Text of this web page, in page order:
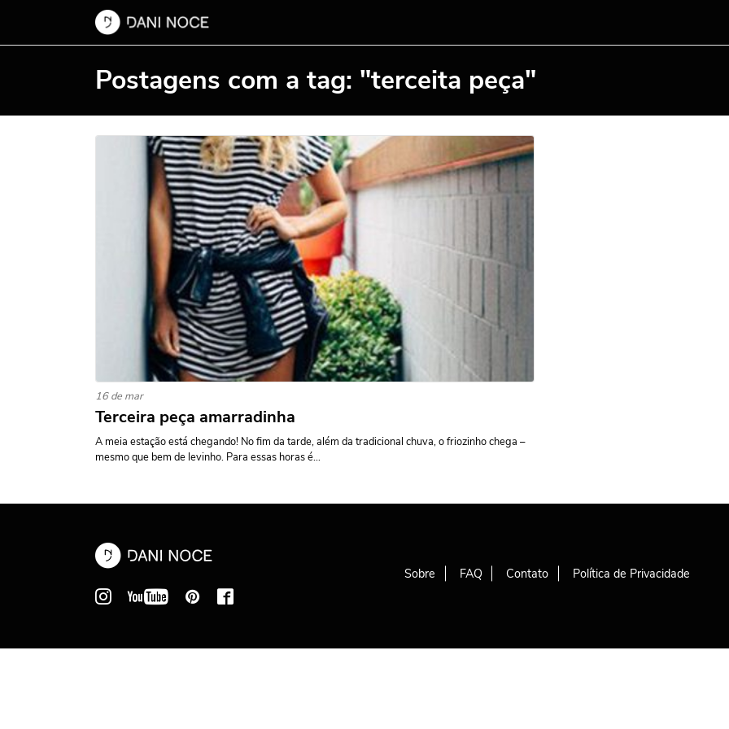
Postagens com a tag: "terceita peça"
16 de mar
Terceira peça amarradinha
A meia estação está chegando! No fim da tarde, além da tradicional chuva, o friozinho chega –
mesmo que bem de levinho. Para essas horas é...
Sobre FAQ Contato Política de Privacidade